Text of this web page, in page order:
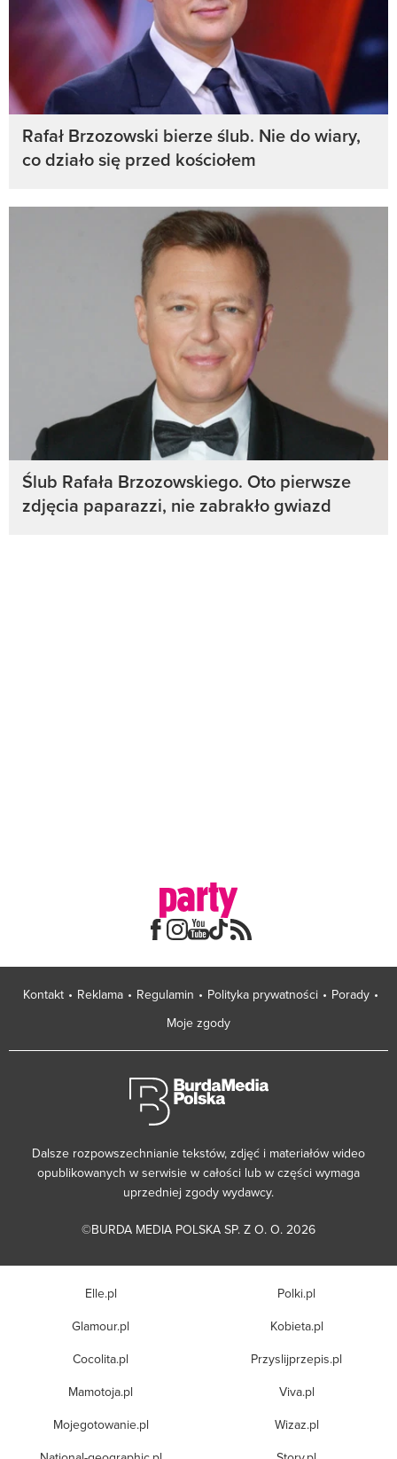
Rafał Brzozowski bierze ślub. Nie do wiary,
co działo się przed kościołem
Ślub Rafała Brzozowskiego. Oto pierwsze
zdjęcia paparazzi, nie zabrakło gwiazd
Kontakt Reklama Regulamin Polityka prywatności
Porady
Moje zgody
Dalsze rozpowszechnianie tekstów, zdjęć i materiałów wideo
opublikowanych w serwisie w całości lub w części wymaga
uprzedniej zgody wydawcy.
©BURDA MEDIA POLSKA SP. Z O. O. 2026
Elle.pl
Glamour.pl
Cocolita.pl
Mamotoja.pl
Mojegotowanie.pl
Polki.pl
Kobieta.pl
Przyslijprzepis.pl
Viva.pl
Wizaz.pl